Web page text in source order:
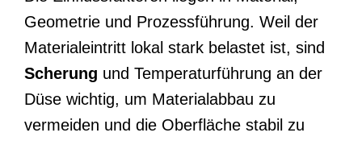
Geometrie und Prozessführung. Weil der
Materialeintritt lokal stark belastet ist, sind
Scherung und Temperaturführung an der
Düse wichtig, um Materialabbau zu
vermeiden und die Oberfläche stabil zu